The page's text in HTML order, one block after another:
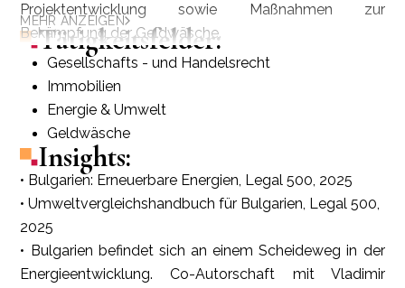
Projektentwicklung sowie Maßnahmen zur
Bekämpfung der Geldwäsche.
MEHR ANZEIGEN
Tätigkeitsfelder:
Gesellschafts - und Handelsrecht
Immobilien
Energie & Umwelt
Geldwäsche
Insights:
• Bulgarien: Erneuerbare Energien, Legal 500, 2025
• Umweltvergleichshandbuch für Bulgarien, Legal 500,
2025
• Bulgarien befindet sich an einem Scheideweg in der
Energieentwicklung. Co-Autorschaft mit Vladimir